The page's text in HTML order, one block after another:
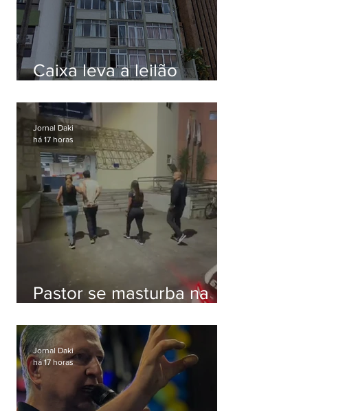
Caixa leva a leilão
Bolsonaro em Botafogo
Pastor se masturba na
preso na Zona Oeste
Jornal Daki
há 17 horas
Jornal Daki
há 17 horas